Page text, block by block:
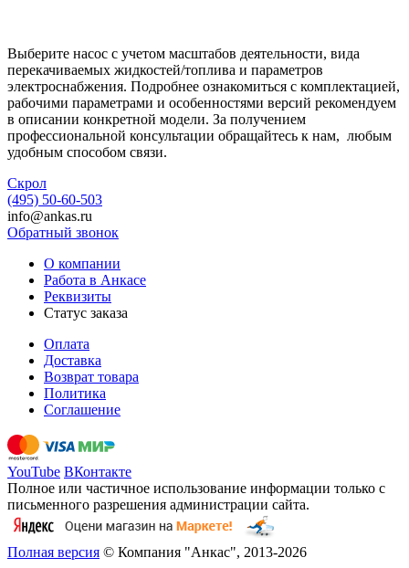
Выберите насос с учетом масштабов деятельности, вида
перекачиваемых жидкостей/топлива и параметров
электроснабжения. Подробнее ознакомиться с комплектацией,
рабочими параметрами и особенностями версий рекомендуем
в описании конкретной модели. За получением
профессиональной консультации обращайтесь к нам, любым
удобным способом связи.
Скрол
(495) 50-60-503
info@ankas.ru
Обратный звонок
О компании
Работа в Анкасе
Реквизиты
Статус заказа
Оплата
Доставка
Возврат товара
Политика
Соглашение
YouTube ВКонтакте
Полное или частичное использование информации только с
письменного разрешения администрации сайта.
Полная версия © Компания "Анкас", 2013-2026